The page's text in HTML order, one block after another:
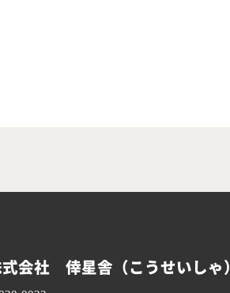
会社 倖星舎（こうせいしゃ）